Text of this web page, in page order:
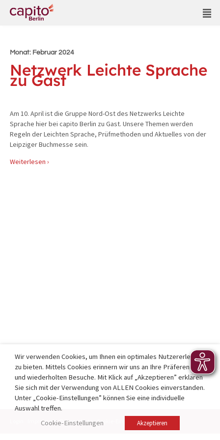
Monat: Februar 2024
Netzwerk Leichte Sprache
zu Gast
Am 10. April ist die Gruppe Nord-Ost des Netzwerks Leichte
Sprache hier bei capito Berlin zu Gast. Unsere Themen werden
Regeln der Leichten Sprache, Prüfmethoden und Aktuelles von der
Leipziger Buchmesse sein.
Weiterlesen ›
Impressum Datenschutz Cookie-Einstellungen Kontakt
Wir verwenden Cookies, um Ihnen ein optimales Nutzererlebnis
zu bieten. Mittels Cookies erinnern wir uns an Ihre Präferenzen
und wiederholten Besuche. Mit Klick auf „Akzeptieren” erklären
Sie sich mit der Verwendung von ALLEN Cookies einverstanden.
Unter „Cookie-Einstellungen” können Sie eine individuelle
Auswahl treffen.
Cookie-Einstellungen
Akzeptieren